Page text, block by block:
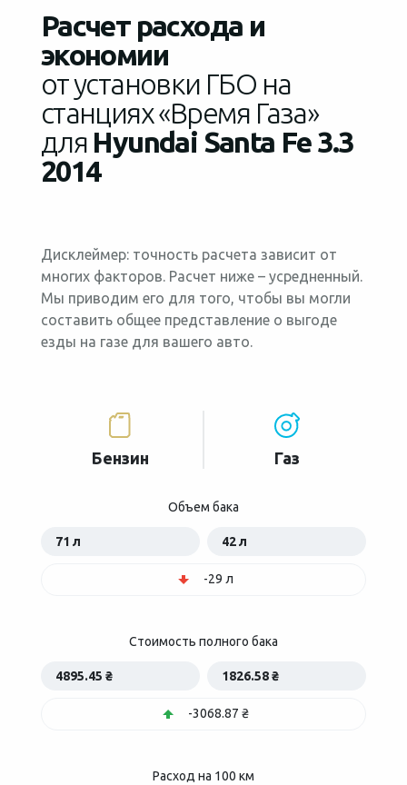
Расчет расхода и
экономии
от установки ГБО на
станциях «Время Газа»
для Hyundai Santa Fe 3.3
2014
Дисклеймер: точность расчета зависит от
многих факторов. Расчет ниже – усредненный.
Мы приводим его для того, чтобы вы могли
составить общее представление о выгоде
езды на газе для вашего авто.
Бензин Газ
Объем бака
71 л 42 л
-29 л
Стоимость полного бака
4895.45 ₴ 1826.58 ₴
-3068.87 ₴
Расход на 100 км